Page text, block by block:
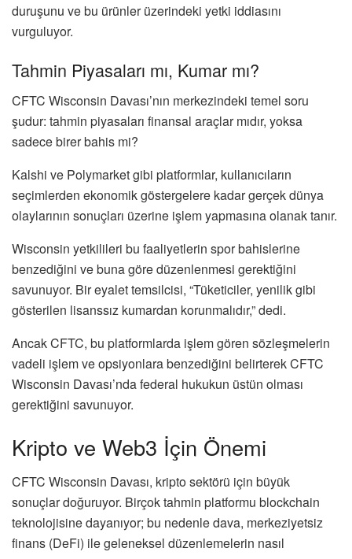
duruşunu ve bu ürünler üzerindeki yetki iddiasını
vurguluyor.
Tahmin Piyasaları mı, Kumar mı?
CFTC Wisconsin Davası’nın merkezindeki temel soru
şudur: tahmin piyasaları finansal araçlar mıdır, yoksa
sadece birer bahis mi?
Kalshi ve Polymarket gibi platformlar, kullanıcıların
seçimlerden ekonomik göstergelere kadar gerçek dünya
olaylarının sonuçları üzerine işlem yapmasına olanak tanır.
Wisconsin yetkilileri bu faaliyetlerin spor bahislerine
benzediğini ve buna göre düzenlenmesi gerektiğini
savunuyor. Bir eyalet temsilcisi, “Tüketiciler, yenilik gibi
gösterilen lisanssız kumardan korunmalıdır,” dedi.
Ancak CFTC, bu platformlarda işlem gören sözleşmelerin
vadeli işlem ve opsiyonlara benzediğini belirterek CFTC
Wisconsin Davası’nda federal hukukun üstün olması
gerektiğini savunuyor.
Kripto ve Web3 İçin Önemi
CFTC Wisconsin Davası, kripto sektörü için büyük
sonuçlar doğuruyor. Birçok tahmin platformu blockchain
teknolojisine dayanıyor; bu nedenle dava, merkeziyetsiz
finans (DeFi) ile geleneksel düzenlemelerin nasıl